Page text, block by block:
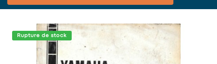
Rupture de stock